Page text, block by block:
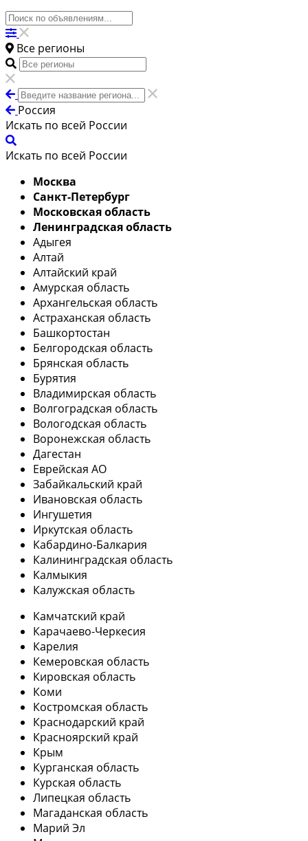
Все регионы
Россия
Искать по всей России
Искать по всей России
Москва
Санкт-Петербург
Московская область
Ленинградская область
Адыгея
Алтай
Алтайский край
Амурская область
Архангельская область
Астраханская область
Башкортостан
Белгородская область
Брянская область
Бурятия
Владимирская область
Волгоградская область
Вологодская область
Воронежская область
Дагестан
Еврейская АО
Забайкальский край
Ивановская область
Ингушетия
Иркутская область
Кабардино-Балкария
Калининградская область
Калмыкия
Калужская область
Камчатский край
Карачаево-Черкесия
Карелия
Кемеровская область
Кировская область
Коми
Костромская область
Краснодарский край
Красноярский край
Крым
Курганская область
Курская область
Липецкая область
Магаданская область
Марий Эл